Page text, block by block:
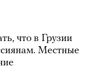
что в Грузии
Местные